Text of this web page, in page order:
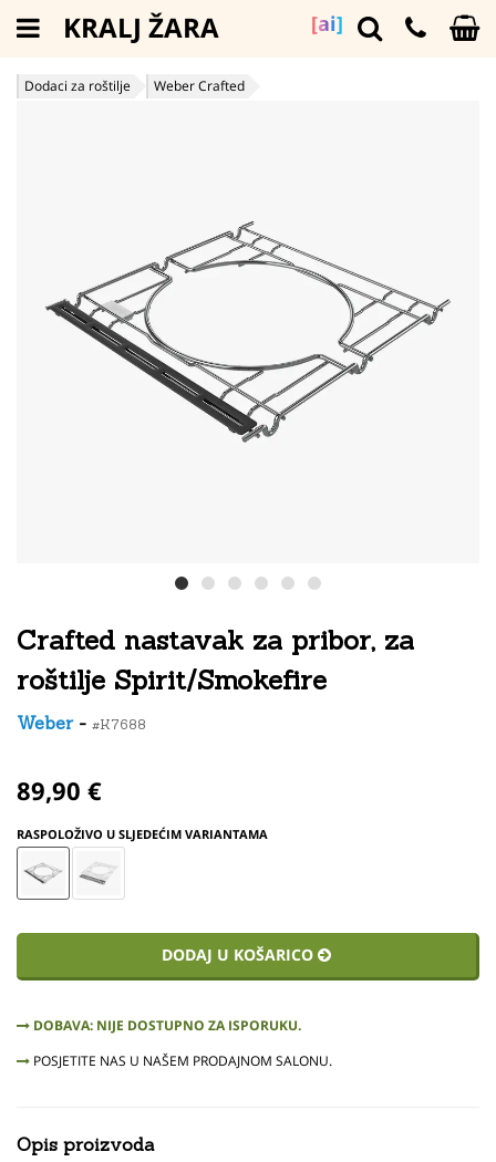
[ai]
KRALJ ŽARA
Dodaci za roštilje Weber Crafted
Crafted nastavak za pribor, za
roštilje Spirit/Smokefire
Weber- #K7688
89,90 €
RASPOLOŽIVO U SLJEDEĆIM VARIANTAMA
DODAJ U KOŠARICO
DOBAVA: NIJE DOSTUPNO ZA ISPORUKU.
POSJETITE NAS U NAŠEM PRODAJNOM SALONU.
Opis proizvoda